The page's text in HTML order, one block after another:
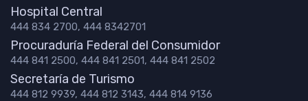
Hospital Central
444 834 2700, 444 8342701
Procuraduría Federal del Consumidor
444 841 2500, 444 841 2501, 444 841 2502
Secretaría de Turismo
444 812 9939, 444 812 3143, 444 814 9136